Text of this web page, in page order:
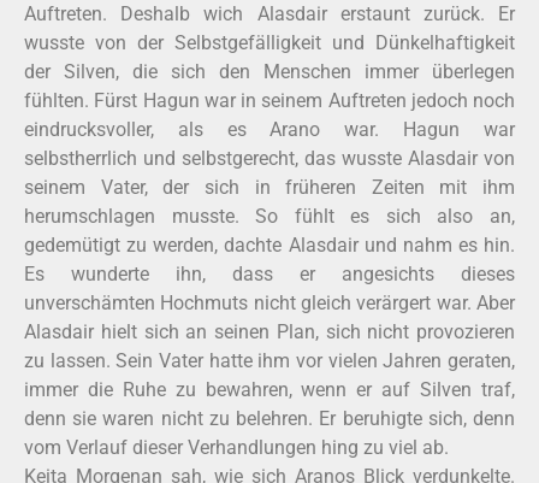
Auftreten. Deshalb wich Alasdair erstaunt zurück. Er
wusste von der Selbstgefälligkeit und Dünkelhaftigkeit
der Silven, die sich den Menschen immer überlegen
fühlten. Fürst Hagun war in seinem Auftreten jedoch noch
eindrucksvoller, als es Arano war. Hagun war
selbstherrlich und selbstgerecht, das wusste Alasdair von
seinem Vater, der sich in früheren Zeiten mit ihm
herumschlagen musste. So fühlt es sich also an,
gedemütigt zu werden, dachte Alasdair und nahm es hin.
Es wunderte ihn, dass er angesichts dieses
unverschämten Hochmuts nicht gleich verärgert war. Aber
Alasdair hielt sich an seinen Plan, sich nicht provozieren
zu lassen. Sein Vater hatte ihm vor vielen Jahren geraten,
immer die Ruhe zu bewahren, wenn er auf Silven traf,
denn sie waren nicht zu belehren. Er beruhigte sich, denn
vom Verlauf dieser Verhandlungen hing zu viel ab.
Keita Morgenan sah, wie sich Aranos Blick verdunkelte.